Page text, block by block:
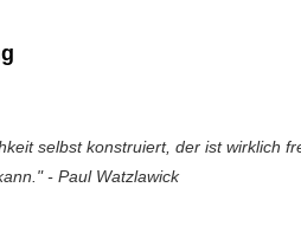
selbst konstruiert, der ist wirklich
- Paul Watzlawick